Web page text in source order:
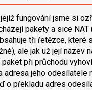
fungování jsme si
pakety a sice
tři řetězce, které
ale jak už její název
paket při průchodu
adresa jeho odesílatele
o překladu adres